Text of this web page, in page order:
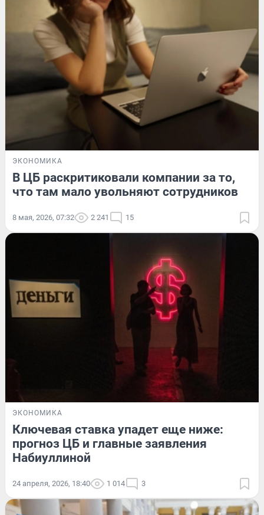
ЭКОНОМИКА
В ЦБ раскритиковали компании за то,
что там мало увольняют сотрудников
8 мая, 2026, 07:32 2 241 15
ЭКОНОМИКА
Ключевая ставка упадет еще ниже:
прогноз ЦБ и главные заявления
Набиуллиной
24 апреля, 2026, 18:40 1 014 3